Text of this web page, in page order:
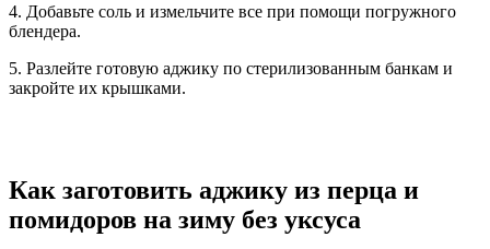
4. Добавьте соль и измельчите все при помощи погружного
блендера.
5. Разлейте готовую аджику по стерилизованным банкам и
закройте их крышками.
Как заготовить аджику из перца и
помидоров на зиму без уксуса